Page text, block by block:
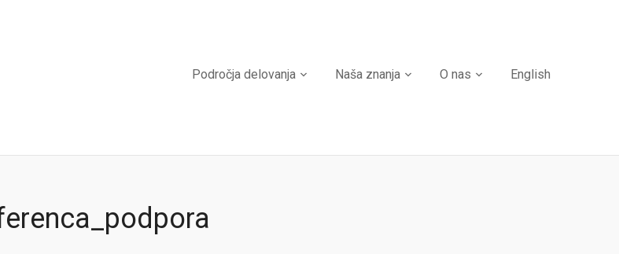
Področja delovanja Naša znanja O nas English